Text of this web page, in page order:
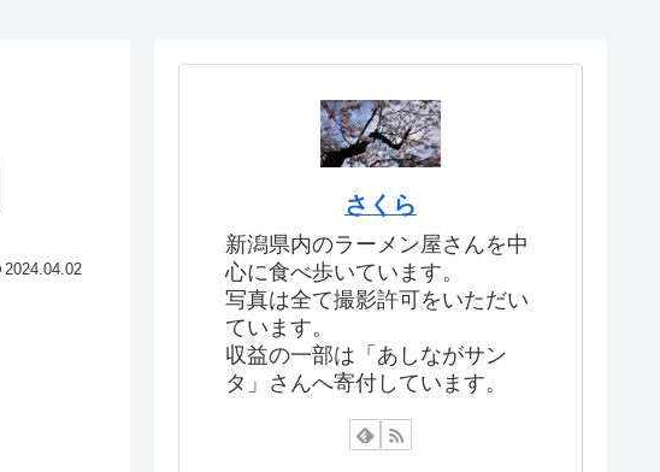
2024.04.02
さくら
新潟県内のラーメン屋さんを中
心に食べ歩いています。
写真は全て撮影許可をいただい
ています。
収益の一部は「あしながサン
タ」さんへ寄付しています。